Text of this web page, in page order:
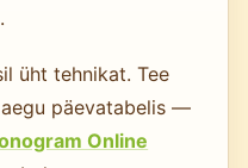
üht tehnikat. Tee
päevatabelis —
Online